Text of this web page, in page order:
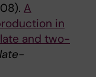
A
in
and two-